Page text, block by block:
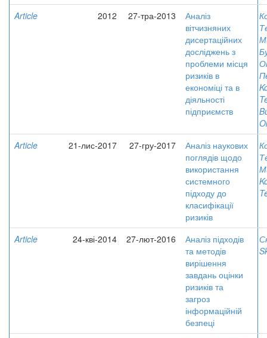
Article
2012 27-тра-2013
Аналіз
вітчизняних
дисертаційних
досліджень з
проблеми місця
ризиків в
економіці та в
діяльності
підприємств
Article
21-лис-2017 27-гру-2017
Аналіз наукових
поглядів щодо
використання
системного
підходу до
класифікації
ризиків
Article 24-кві-2014 27-лют-2016
Аналіз підходів
та методів
вирішення
завдань оцінки
ризиків та
загроз
інформаційній
безпеці